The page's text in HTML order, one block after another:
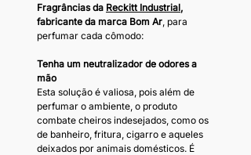
Fragrâncias da Reckitt Industrial,
fabricante da marca Bom Ar , para
perfumar cada cômodo:
Tenha um neutralizador de odores a
mão
Esta solução é valiosa, pois além de
perfumar o ambiente, o produto
combate cheiros indesejados, como os
de banheiro, fritura, cigarro e aqueles
deixados por animais domésticos. É